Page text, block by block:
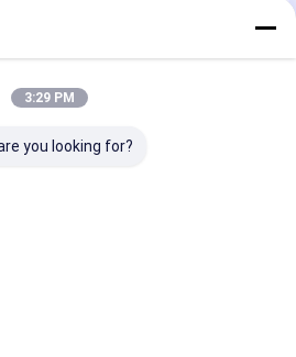
3:29 PM
you looking for?